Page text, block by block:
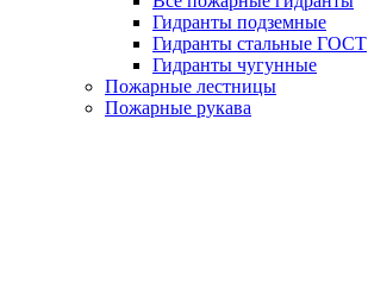
Гидранты подземные
Гидранты стальные ГОСТ
Гидранты чугунные
Пожарные лестницы
Пожарные рукава